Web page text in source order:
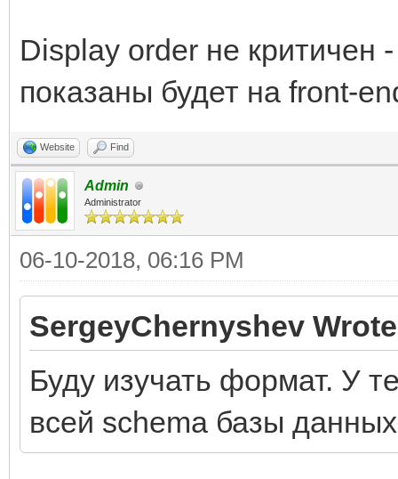
Display order не критичен -
показаны будет на front-
Website Find
Admin
Administrator
06-10-2018, 06:16 PM
SergeyChernyshev
Буду изучать формат. У
всей schema базы